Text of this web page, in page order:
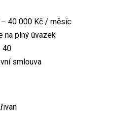
40 000 Kč / měsíc
na plný úvazek
40
smlouva